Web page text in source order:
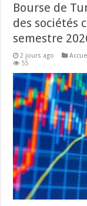
Bourse de
des sociétés
semestre
2 jours ago
55